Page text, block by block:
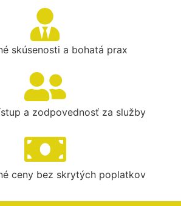
skúsenosti a bohatá prax
a zodpovednosť za služby
ceny bez skrytých poplatkov